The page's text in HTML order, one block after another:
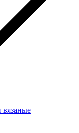
вязаные